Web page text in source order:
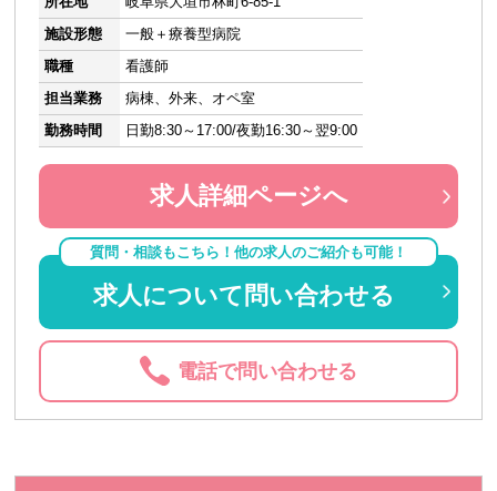
施設形態
一般＋療養型病院
職種
看護師
担当業務
病棟、外来、オペ室
勤務時間
日勤8:30～17:00/夜勤16:30～翌9:00
求人詳細ページへ
質問・相談もこちら！他の求人のご紹介も可能！
求人について問い合わせる
電話で問い合わせる